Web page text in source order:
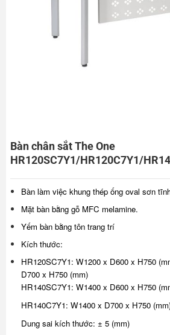
Bàn chân sắt The One
HR120SC7Y1/HR120C7Y1/
Bàn làm việc khung thép ống oval sơn
Mặt bàn bằng gỗ MFC melamine.
Yếm bàn bằng tôn trang trí
Kích thước:
HR120SC7Y1: W1200 x D600 x H750
D700 x H750 (mm)
HR140SC7Y1: W1400 x D600 x H750
HR140C7Y1: W1400 x D700 x H750
Dung sai kích thước: ± 5 (mm)